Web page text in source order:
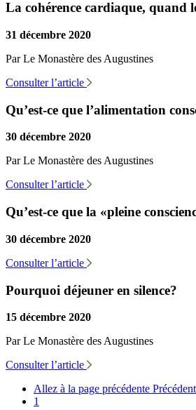
La cohérence cardiaque, quand
31 décembre 2020
Par Le Monastère des Augustines
Consulter l’article
Qu’est-ce que l’alimentation
30 décembre 2020
Par Le Monastère des Augustines
Consulter l’article
Qu’est-ce que la «pleine
30 décembre 2020
Consulter l’article
Pourquoi déjeuner en silence?
15 décembre 2020
Par Le Monastère des Augustines
Consulter l’article
Allez à la page précédente Précédent
1